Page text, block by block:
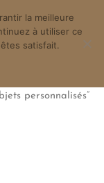
personnalisés”
la meilleure
à utiliser ce
satisfait.